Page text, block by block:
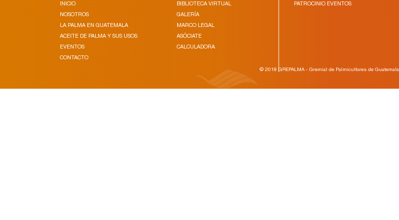
INICIO
NOSOTROS
LA PALMA EN GUATEMALA
ACEITE DE PALMA Y SUS USOS
EVENTOS
CONTACTO
BIBLIOTECA VIRTUAL
GALERÍA
MARCO LEGAL
ASÓCIATE
CALCULADORA
PATROCINIO EVENTOS
© 2018 GREPALMA - Gremial de Palmicultores de Guatemala.